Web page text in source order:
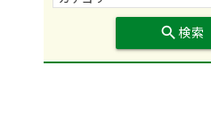
search 検索